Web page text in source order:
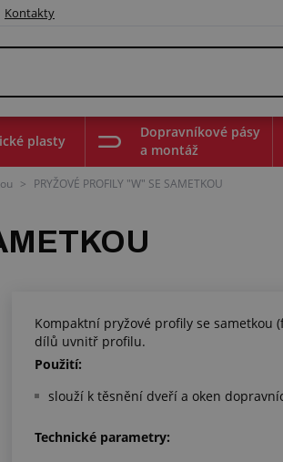
Kontakty
plasty
Dopravníkové pásy
a montáž
> PRYŽOVÉ PROFILY "W" SE SAMETKOU
Kompaktní pryžové profily se sametkou
dílů uvnitř profilu.
Použití:
slouží k těsnění dveří a oken
Technické parametry: